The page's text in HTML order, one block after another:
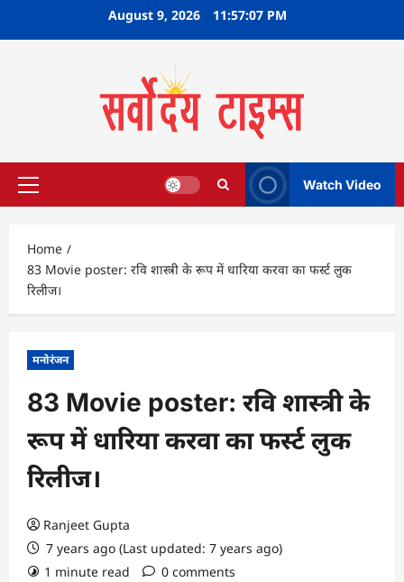
August 9, 2026 11:57:07 PM
Primary
Watch Video
Home
83 Movie poster: रवि शास्त्री के रूप में धारिया करवा का फर्स्ट लुक
रिलीज।
मनोरंजन
83 Movie poster: रवि शास्त्री के
रूप में धारिया करवा का फर्स्ट लुक
रिलीज।
Ranjeet Gupta
7 years ago (Last updated: 7 years ago)
1 minute read
0 comments